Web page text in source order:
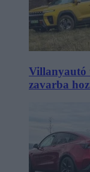
Villanyautó
zavarba